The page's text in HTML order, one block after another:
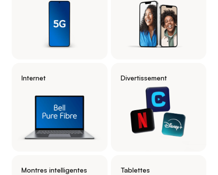
Internet Divertissement
Montres intelligentes Tablettes